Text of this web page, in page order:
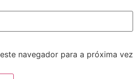
navegador para a próxima vez